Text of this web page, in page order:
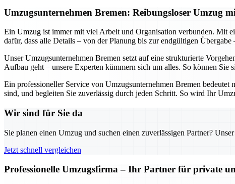
Umzugsunternehmen Bremen: Reibungsloser Umzug
Ein Umzug ist immer mit viel Arbeit und Organisation verbunden. Mit
dafür, dass alle Details – von der Planung bis zur endgültigen
Unser Umzugsunternehmen Bremen setzt auf eine strukturierte
Aufbau geht – unsere Experten kümmern sich um alles. So können
Ein professioneller Service von Umzugsunternehmen Bremen
sind, und begleiten Sie zuverlässig durch jeden Schritt. So wird Ihr
Wir sind für Sie da
Sie planen einen Umzug und suchen einen zuverlässigen Partner?
Jetzt schnell vergleichen
Professionelle Umzugsfirma – Ihr Partner für private